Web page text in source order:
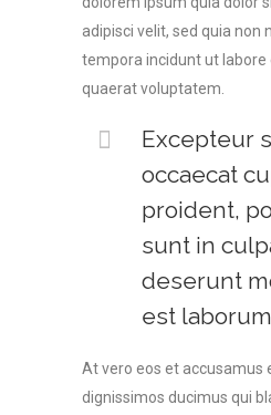
adipisci velit, sed quia non
tempora incidunt ut labore
quaerat voluptatem.
Excepteur
occaecat
proident,
sunt in
deserunt
est
At vero eos et accusamus
dignissimos ducimus qui